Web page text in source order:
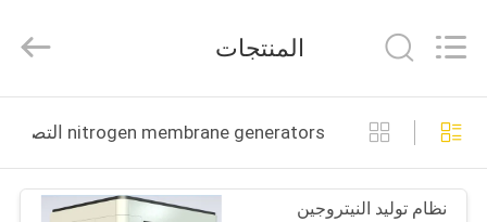
بيت
منتجات
Technology
Co.,Ltd.
Reserved.
المنتجات
nitrogen membrane generators التصنيع عبر الإنترنت
نظام توليد النيتروجين